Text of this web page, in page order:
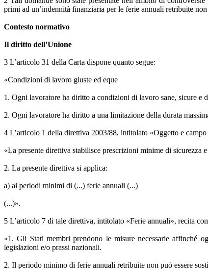
primi ad un’indennità finanziaria per le ferie annuali retribuite
Contesto normativo
Il diritto dell’Unione
3 L’articolo 31 della Carta dispone quanto segue:
«Condizioni di lavoro giuste ed eque
1. Ogni lavoratore ha diritto a condizioni di lavoro sane, sicure e
2. Ogni lavoratore ha diritto a una limitazione della durata
4 L’articolo 1 della direttiva 2003/88, intitolato «Oggetto e
«La presente direttiva stabilisce prescrizioni minime di sicurezza
2. La presente direttiva si applica:
a) ai periodi minimi di (...) ferie annuali (...)
(...)».
5 L’articolo 7 di tale direttiva, intitolato «Ferie annuali», recita
«1. Gli Stati membri prendono le misure necessarie affinché
legislazioni e/o prassi nazionali.
2. Il periodo minimo di ferie annuali retribuite non può essere